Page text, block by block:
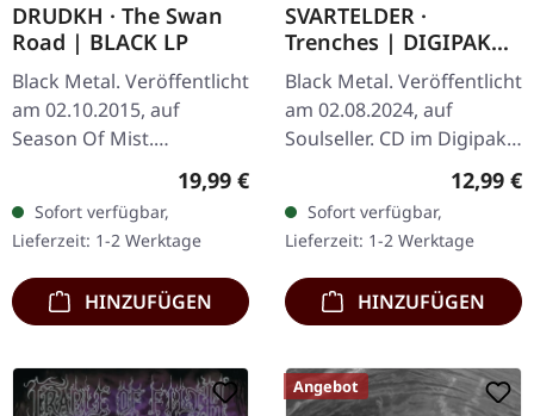
DRUDKH · The Swan
Road | BLACK LP
Black Metal. Veröffentlicht
am 02.10.2015, auf
Season Of Mist.
Schwarzes Vinyl. "The
Swan Road," das dritte
Album von Drudkh,
markiert eine Abkehr…
Regulärer Preis:
19,99 €
Sofort verfügbar,
Lieferzeit: 1-2 Werktage
HINZUFÜGEN
SVARTELDER ·
Trenches | DIGIPAK
CD
Black Metal. Veröffentlicht
am 02.08.2024, auf
Soulseller. CD im Digipak.
Die norwegische Black
Svartelder liefert mit
"Trenches"…
12,99 €
Sofort verfügbar,
Lieferzeit: 1-2 Werktage
HINZUFÜGEN
Angebot